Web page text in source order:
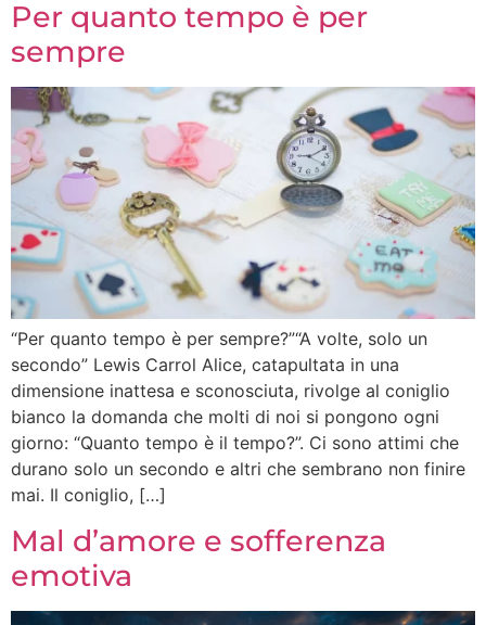
Per quanto tempo è per
sempre
“Per quanto tempo è per sempre?”“A volte, solo un
secondo” Lewis Carrol Alice, catapultata in una
dimensione inattesa e sconosciuta, rivolge al coniglio
bianco la domanda che molti di noi si pongono ogni
giorno: “Quanto tempo è il tempo?”. Ci sono attimi che
durano solo un secondo e altri che sembrano non finire
mai. Il coniglio, […]
Mal d’amore e sofferenza
emotiva